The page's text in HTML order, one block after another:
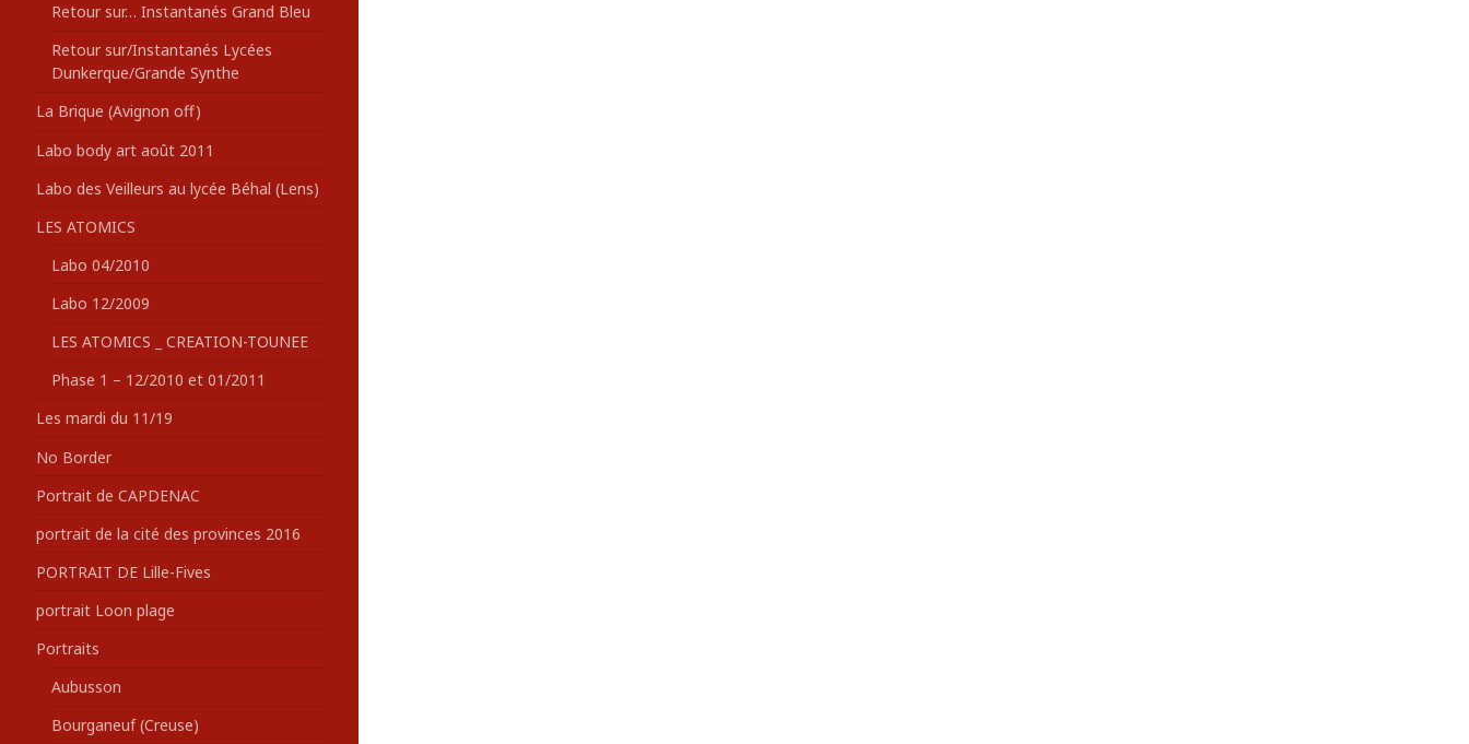
Retour sur… Instantanés Grand Bleu
Retour sur/Instantanés Lycées
Dunkerque/Grande Synthe
La Brique (Avignon off)
Labo body art août 2011
Labo des Veilleurs au lycée Béhal (Lens)
LES ATOMICS
Labo 04/2010
Labo 12/2009
LES ATOMICS _ CREATION-TOUNEE
Phase 1 – 12/2010 et 01/2011
Les mardi du 11/19
No Border
Portrait de CAPDENAC
portrait de la cité des provinces 2016
PORTRAIT DE Lille-Fives
portrait Loon plage
Portraits
Aubusson
Bourganeuf (Creuse)